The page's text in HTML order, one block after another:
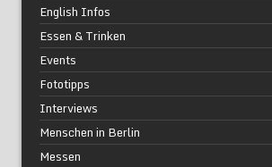
English Infos
Essen & Trinken
Events
Fototipps
Interviews
Menschen in Berlin
Messen